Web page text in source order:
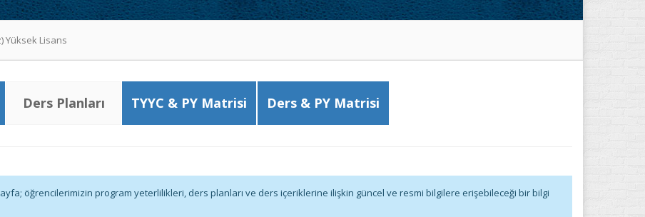
Yüksek Lisans
Ders Planları TYYC & PY Matrisi Ders & PY Matrisi
öğrencilerimizin program yeterlilikleri, ders planları ve ders içeriklerine ilişkin güncel ve resmi bilgilere erişebileceği bir bilgi